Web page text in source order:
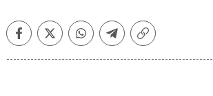
FacebookTwitterWhatsappTelegramCopiar